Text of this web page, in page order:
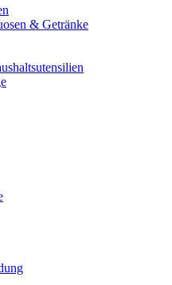
& Getränke